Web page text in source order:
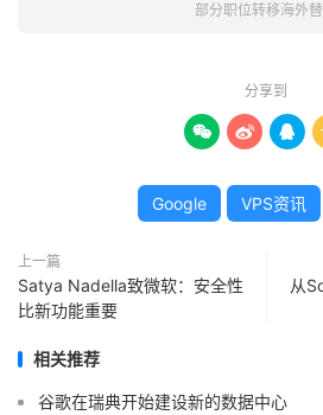
部分职位转移海外
分享到
  
Google VPS资讯
上一篇
Satya Nadella致微软：安全性
比新功能重要
从
相关推荐
谷歌在瑞典开始建设新的数据中心